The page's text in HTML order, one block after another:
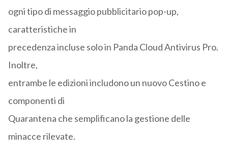
ogni tipo di messaggio pubblicitario pop-up,
caratteristiche in
precedenza incluse solo in Panda Cloud Antivirus Pro.
Inoltre,
entrambe le edizioni includono un nuovo Cestino e
componenti di
Quarantena che semplificano la gestione delle
minacce rilevate.